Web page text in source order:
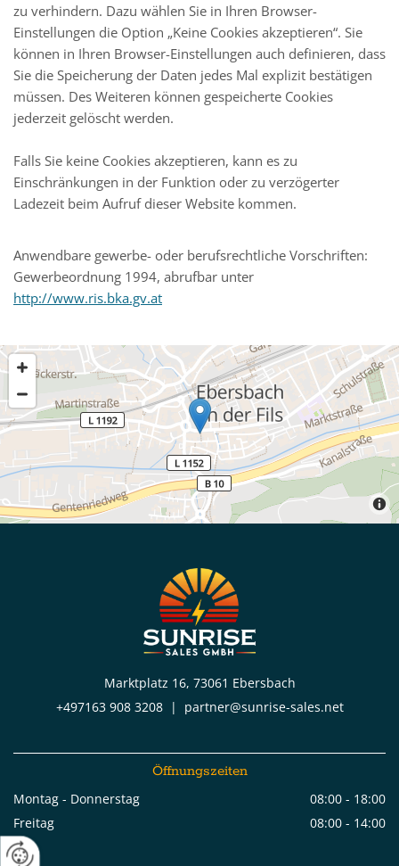
zu verhindern. Dazu wählen Sie in Ihren Browser-
Einstellungen die Option „Keine Cookies akzeptieren“. Sie
können in Ihren Browser-Einstellungen auch definieren, dass
Sie die Speicherung der Daten jedes Mal explizit bestätigen
müssen. Des Weiteren können gespeicherte Cookies
jederzeit gelöscht werden.
Falls Sie keine Cookies akzeptieren, kann es zu
Einschränkungen in der Funktion oder zu verzögerter
Ladezeit beim Aufruf dieser Website kommen.
Anwendbare gewerbe- oder berufsrechtliche Vorschriften:
Gewerbeordnung 1994, abrufbar unter
http://www.ris.bka.gv.at
Marktplatz 16, 73061 Ebersbach
+497163 908 3208 | partner@sunrise-sales.net
Öffnungszeiten
Montag - Donnerstag
08:00 - 18:00
Freitag
08:00 - 14:00